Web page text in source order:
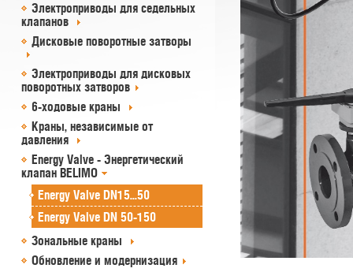
Электроприводы для седельных
клапанов
Дисковые поворотные затворы
Электроприводы для дисковых
поворотных затворов
6-ходовые краны
Краны, независимые от
давления
Energy Valve - Энергетический
клапан BELIMO
Energy Valve DN15...50
Energy Valve DN 50-150
Зональные краны
Обновление и модернизация